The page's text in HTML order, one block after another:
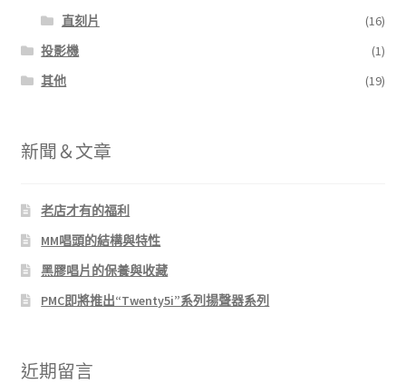
直刻片
(16)
投影機
(1)
其他
(19)
新聞＆文章
老店才有的福利
MM唱頭的結構與特性
黑膠唱片的保養與收藏
PMC即將推出“Twenty5i”系列揚聲器系列
近期留言